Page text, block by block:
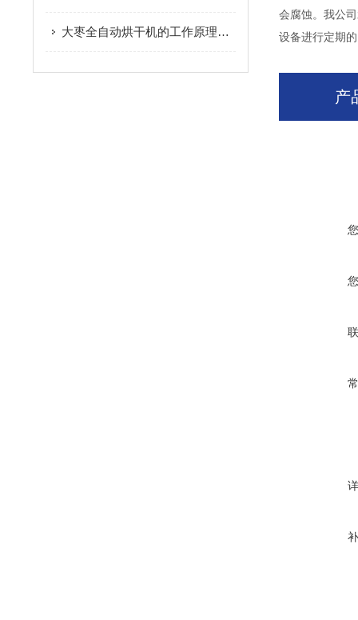
大枣全自动烘干机的工作原理及优点您了解吗？
会腐蚀。我公
设备进行定期
产